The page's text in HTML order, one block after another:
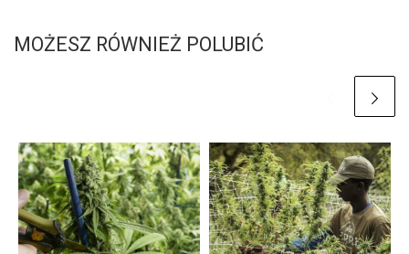
MOŻESZ RÓWNIEŻ POLUBIĆ